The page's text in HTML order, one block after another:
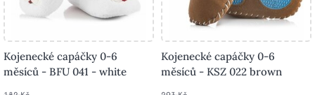
Kojenecké capáčky 0-6
měsíců - BFU 041 - white
Kojenecké capáčky 0-6
měsíců - KSZ 022 brown